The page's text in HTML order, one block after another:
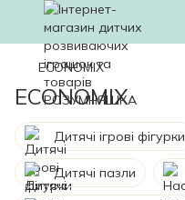
ECONOMIX
ECONOMIX
Дитячі ігрові фігурки
Дитячі пазли